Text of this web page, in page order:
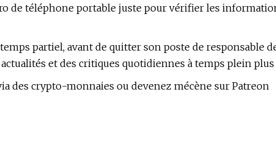
de téléphone portable juste pour vérifier les
temps partiel, avant de quitter son poste de responsable
et des critiques quotidiennes à temps plein plus
des crypto-monnaies ou devenez mécène sur Patreon